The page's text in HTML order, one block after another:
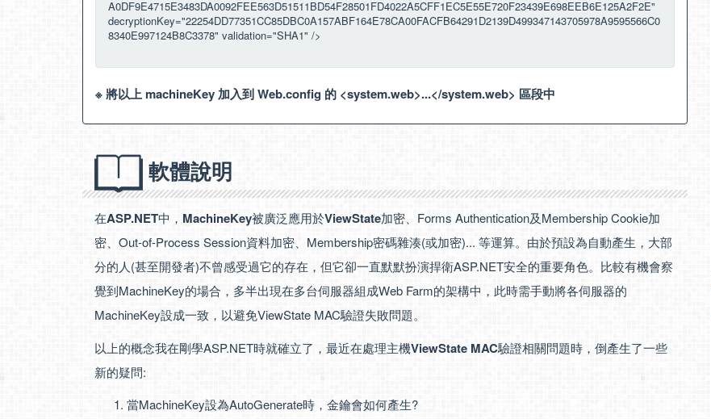
※ 將以上 machineKey 加入到 Web.config 的 <system.web>...</system.web> 區段中
軟體說明
在ASP.NET中， MachineKey被廣泛應用於ViewState加密、Forms Authentication及Membership Cookie加
密、Out-of-Process Session資料加密、Membership密碼雜湊(或加密)... 等運算。由於預設為自動產生，大部
分的人(甚至開發者)不曾感受過它的存在，但它卻一直默默扮演捍衛ASP.NET安全的重要角色。比較有機會察
覺到MachineKey的場合，多半出現在多台伺服器組成Web Farm的架構中，此時需手動將各伺服器的
MachineKey設成一致，以避免ViewState MAC驗證失敗問題。
以上的概念我在剛學ASP.NET時就確立了，最近在處理主機ViewState MAC驗證相關問題時，倒產生了一些
新的疑問:
當MachineKey設為AutoGenerate時，金鑰會如何產生?